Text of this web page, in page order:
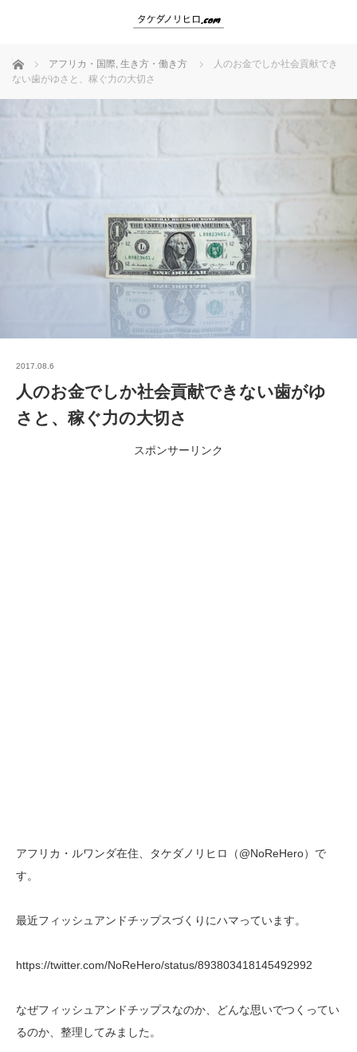
ホーム アフリカ・国際, 生き方・働き方
人のお金でしか社会貢献でき
ない歯がゆさと、稼ぐ力の大切さ
2017.08.6
人のお金でしか社会貢献できない歯がゆ
さと、稼ぐ力の大切さ
スポンサーリンク
アフリカ・ルワンダ在住、タケダノリヒロ（@NoReHero）で
す。
最近フィッシュアンドチップスづくりにハマっています。
https://twitter.com/NoReHero/status/893803418145492992
なぜフィッシュアンドチップスなのか、どんな思いでつくってい
るのか、整理してみました。